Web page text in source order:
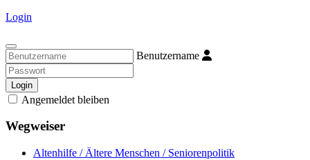
Login
Benutzername
Login
Angemeldet bleiben
Wegweiser
Altenhilfe / Ältere Menschen / Seniorenpolitik